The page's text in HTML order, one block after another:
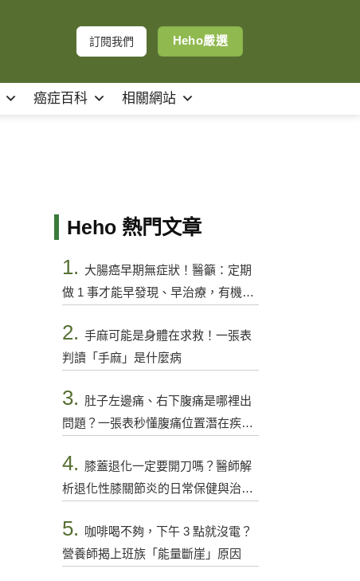
訂閱我們 Heho嚴選
癌症百科 相關網站
Heho 熱門文章
1. 大腸癌早期無症狀！醫籲：定期
做 1 事才能早發現、早治療，有機會
2. 手麻可能是身體在求救！一張表
判讀「手麻」是什麼病
3. 肚子左邊痛、右下腹痛是哪裡出
問題？一張表秒懂腹痛位置潛在疾病
4. 膝蓋退化一定要開刀嗎？醫師解
析退化性膝關節炎的日常保健與治療
5.
咖啡喝不夠，下午 3 點就沒電？
營養師揭上班族「能量斷崖」原因